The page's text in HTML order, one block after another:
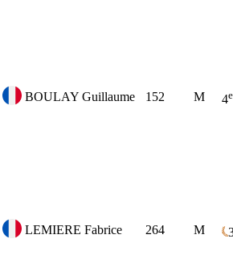
BOULAY Guillaume 152 M 4e
LEMIERE Fabrice 264 M